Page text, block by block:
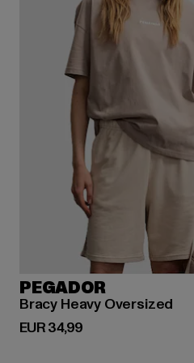
PEGADOR
Bracy Heavy Oversized
EUR 34,99
Derzeitiger Preis: EUR 34,99